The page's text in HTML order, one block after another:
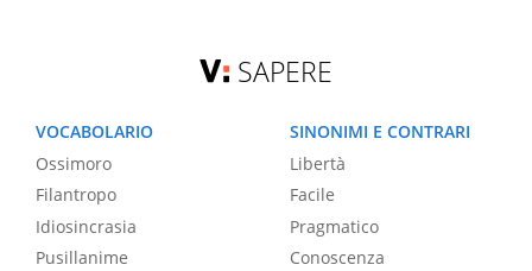
SAPERE
VOCABOLARIO
Ossimoro
Filantropo
Idiosincrasia
Pusillanime
SINONIMI E CONTRARI
Libertà
Facile
Pragmatico
Conoscenza